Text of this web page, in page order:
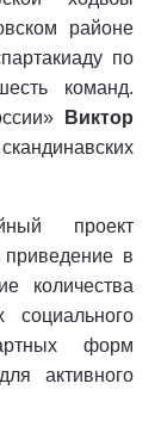
районе
по
команд.
Виктор
проект
в
количества
социального
форм
активного